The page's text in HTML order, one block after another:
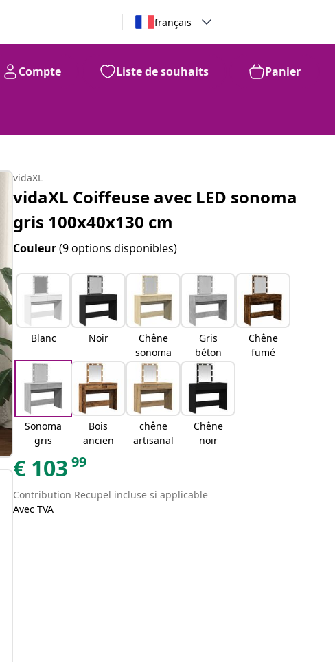
français
Compte Liste de souhaits Panier
vidaXL
vidaXL Coiffeuse avec LED sonoma
gris 100x40x130 cm
Couleur(9 options disponibles)
Blanc Noir
Chêne
sonoma
Gris
béton
Chêne
fumé
Sonoma
gris
Bois
ancien
chêne
artisanal
Chêne
noir
€ 103 99
Contribution Recupel incluse si applicable
Avec TVA